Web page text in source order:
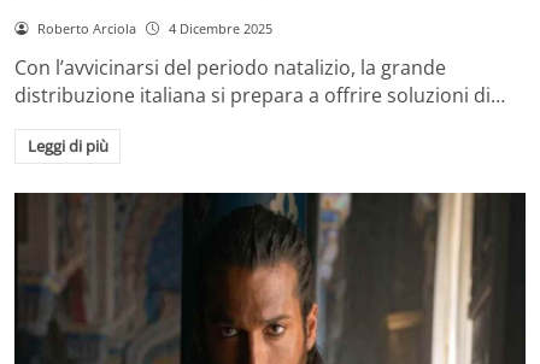
Roberto Arciola 4 Dicembre 2025
Con l’avvicinarsi del periodo natalizio, la grande
distribuzione italiana si prepara a offrire soluzioni di…
Leggi di più